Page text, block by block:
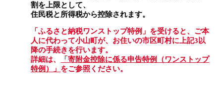
割を上限として、
住民税と所得税から控除されます。
「ふるさと納税ワンストップ特例」を受けると、ご本
人に代わって小山町が、お住いの市区町村に上記3以
降の手続きを行います。
詳細は、
「寄附金控除に係る申告特例（ワンストップ
特例）」 をご参照ください。